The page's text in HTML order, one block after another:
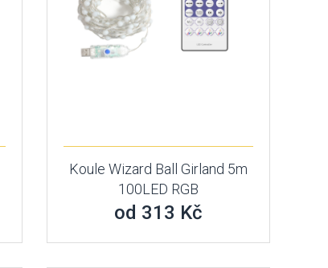
Koule Wizard Ball Girland 5m
100LED RGB
od 313 Kč